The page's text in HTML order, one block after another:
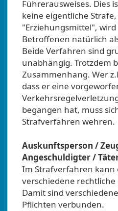
Führerausweises. Dies
keine eigentliche
"Erziehungsmittel", wird
Betroffenen natürlich
Beide Verfahren sind
unabhängig. Trotzdem
Zusammenhang. Wer
dass er eine
begangen hat, muss
Strafverfahren wehren.
Auskunftsperson /
Angeschuldigter /
Im Strafverfahren kann
verschiedene
Damit sind
Pflichten verbunden.